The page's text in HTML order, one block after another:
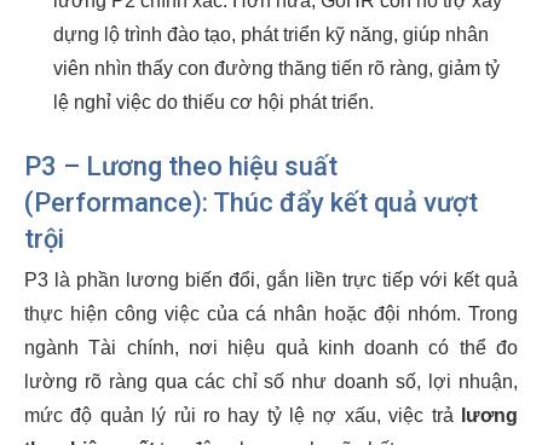
dựng lộ trình đào tạo, phát triển kỹ năng, giúp nhân
viên nhìn thấy con đường thăng tiến rõ ràng, giảm tỷ
lệ nghỉ việc do thiếu cơ hội phát triển.
P3 – Lương theo hiệu suất
(Performance): Thúc đẩy kết quả vượt
trội
P3 là phần lương biến đổi, gắn liền trực tiếp với kết quả
thực hiện công việc của cá nhân hoặc đội nhóm. Trong
ngành Tài chính, nơi hiệu quả kinh doanh có thể đo
lường rõ ràng qua các chỉ số như doanh số, lợi nhuận,
mức độ quản lý rủi ro hay tỷ lệ nợ xấu, việc trả
lương